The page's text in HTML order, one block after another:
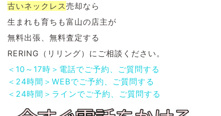
古いネックレス 売却なら
生まれも育ちも富山の店主が
無料出張、無料査定する
RERING（リリング）にご相談ください。
＜10～17時＞電話でご予約、ご質問する
＜24時間＞WEBでご予約、ご質問する
＜24時間＞ラインでご予約、ご質問する